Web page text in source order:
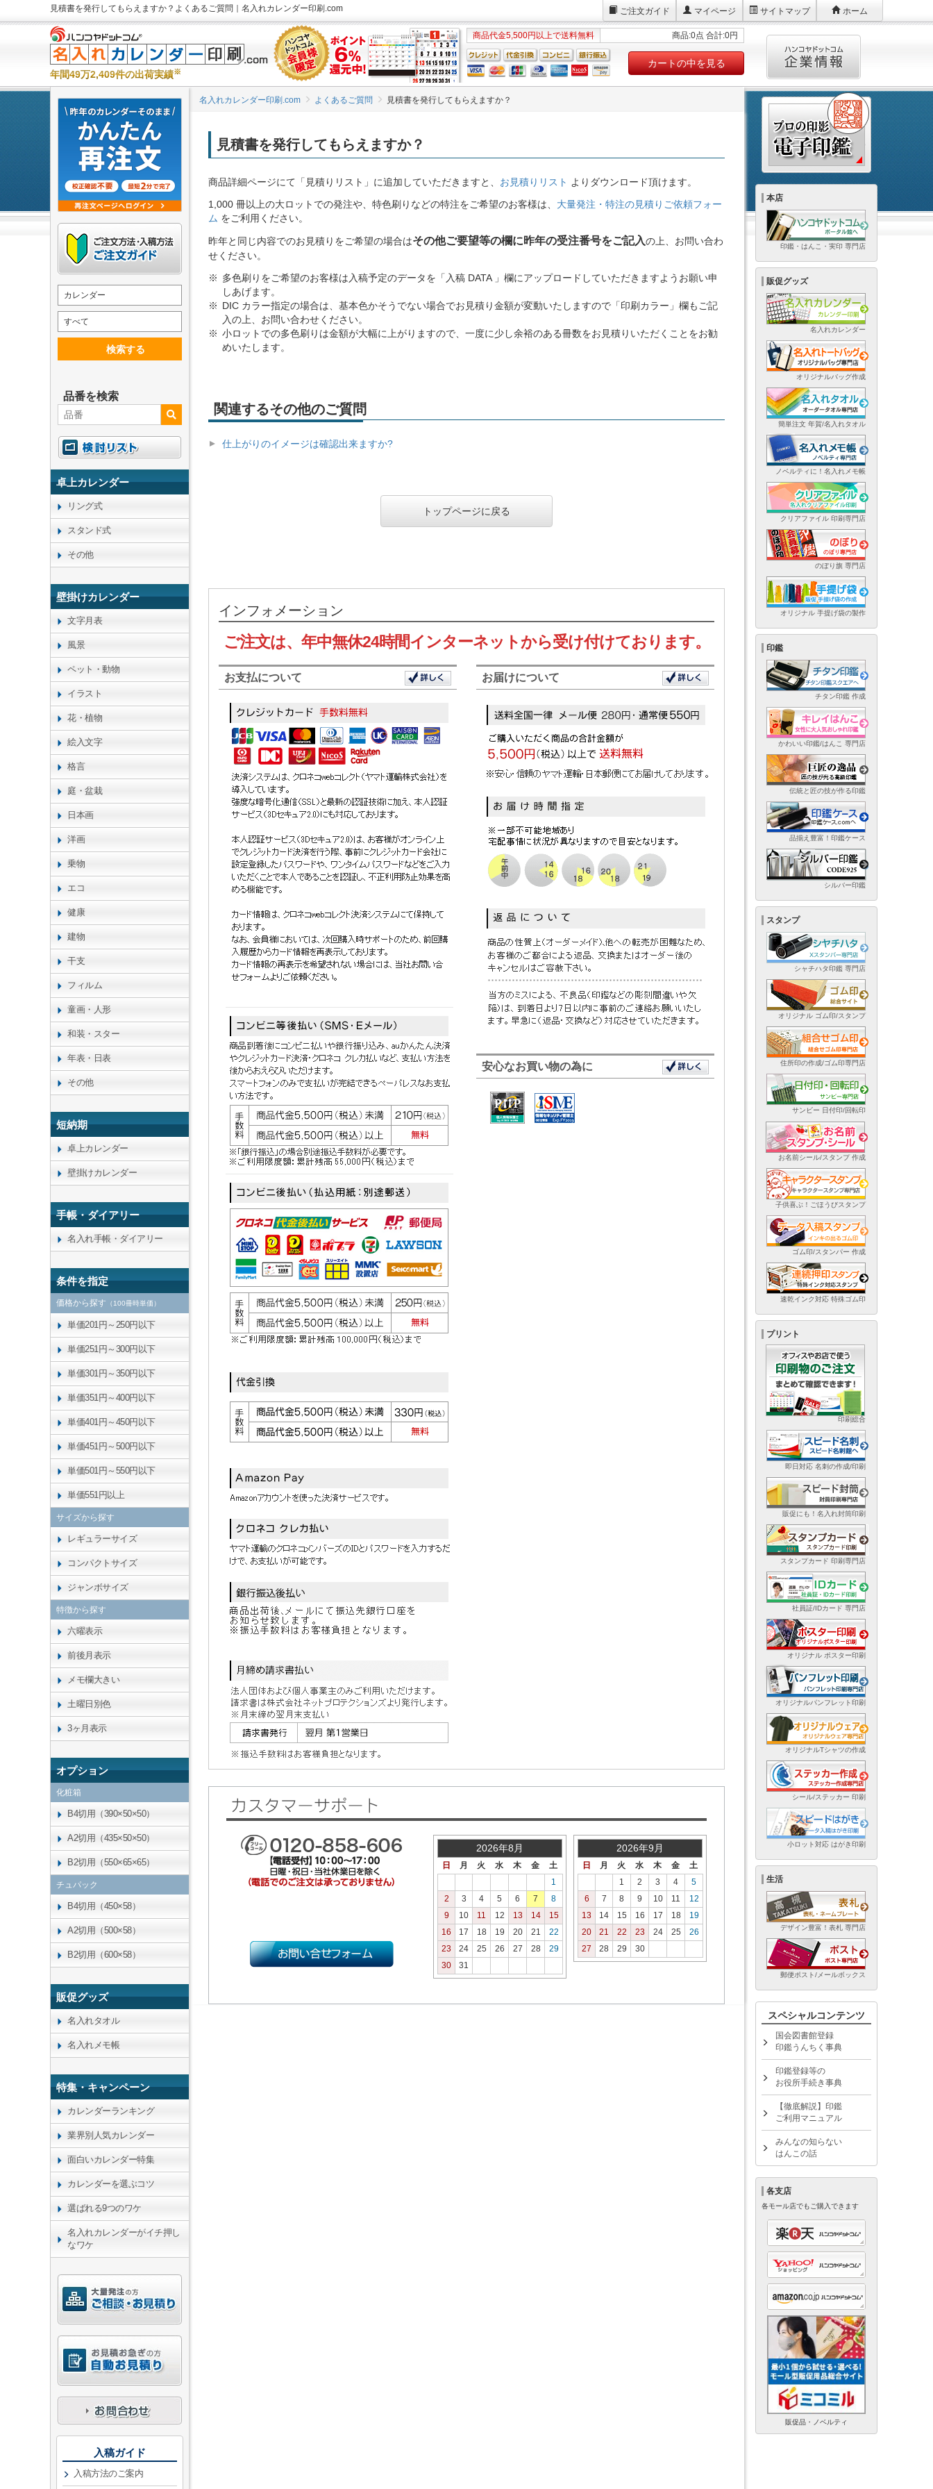
見積書を発行してもらえますか？よくあるご質問｜名入れカレンダー印刷.com ご注文ガイド マイページ サイトマップ ホーム
年間49万2,409件の出荷実績※
商品代金5,500円以上で送料無料 商品:0点 合計:0円
カートの中を見る
名入れカレンダー印刷.com よくあるご質問 見積書を発行してもらえますか？
見積書を発行してもらえますか？
商品詳細ページにて「見積りリスト」に追加していただきますと、 お見積りリスト よりダウンロード頂けます。
1,000 冊以上の大ロットでの発注や、特色刷りなどの特注をご希望のお客様は、 大量発注・特注の見積りご依頼フォー
ム をご利用ください。
昨年と同じ内容でのお見積りをご希望の場合はその他ご要望等の欄に昨年の受注番号をご記入の上、お問い合わ
せください。
多色刷りをご希望のお客様は入稿予定のデータを「入稿 DATA 」欄にアップロードしていただきますようお願い申
しあげます。
DIC カラー指定の場合は、基本色かそうでない場合でお見積り金額が変動いたしますので「印刷カラー」欄もご記
入の上、お問い合わせください。
小ロットでの多色刷りは金額が大幅に上がりますので、一度に少し余裕のある冊数をお見積りいただくことをお勧
めいたします。
関連するその他のご質問
仕上がりのイメージは確認出来ますか?
トップページに戻る
インフォメーション
ご注文は、年中無休24時間インターネットから受け付けております。
お支払について お届けについて
安心なお買い物の為に
2026年8月
日 月 火 水 木 金
土
1
2
3 4 5 6 7
8
9
10 11 12 13 14
15
16
17 18 19 20 21
22
23
24 25 26 27 28
29
30
31
2026年9月
日 月 火 水 木 金
土
1
2 3 4
5
6
7 8 9 10 11
12
13
14 15 16 17 18
19
20
21 22 23 24 25
26
27
28 29 30
カレンダー
すべて
検索する
品番を検索
卓上カレンダー
リング式
スタンド式
その他
壁掛けカレンダー
文字月表
風景
ペット・動物
イラスト
花・植物
絵入文字
格言
庭・盆栽
日本画
洋画
乗物
エコ
健康
建物
干支
フィルム
童画・人形
和装・スター
年表・日表
その他
短納期
卓上カレンダー
壁掛けカレンダー
手帳・ダイアリー
名入れ手帳・ダイアリー
条件を指定
価格から探す （100冊時単価）
単価201円～250円以下
単価251円～300円以下
単価301円～350円以下
単価351円～400円以下
単価401円～450円以下
単価451円～500円以下
単価501円～550円以下
単価551円以上
サイズから探す
レギュラーサイズ
コンパクトサイズ
ジャンボサイズ
特徴から探す
六曜表示
前後月表示
メモ欄大きい
土曜日別色
3ヶ月表示
オプション
化粧箱
B4切用（390×50×50）
A2切用（435×50×50）
B2切用（550×65×65）
チュパック
B4切用（450×58）
A2切用（500×58）
B2切用（600×58）
販促グッズ
名入れタオル
名入れメモ帳
特集・キャンペーン
カレンダーランキング
業界別人気カレンダー
面白いカレンダー特集
カレンダーを選ぶコツ
選ばれる9つのワケ
名入れカレンダーがイチ押し
なワケ
入稿ガイド
入稿方法のご案内
本店
印鑑・はんこ・実印 専門店
販促グッズ
名入れカレンダー
オリジナルバッグ作成
簡単注文 年賀/名入れタオル
ノベルティに！名入れメモ帳
クリアファイル 印刷専門店
のぼり旗 専門店
オリジナル 手提げ袋の製作
印鑑
チタン印鑑 作成
かわいい印鑑/はんこ 専門店
伝統と匠の技が作る印鑑
品揃え豊富！印鑑ケース
シルバー印鑑
スタンプ
シャチハタ印鑑 専門店
オリジナル ゴム印/スタンプ
住所印の作成/ゴム印専門店
サンビー 日付印/回転印
お名前シール/スタンプ 作成
子供喜ぶ！ごほうびスタンプ
ゴム印/スタンパー 作成
速乾インク対応 特殊ゴム印
プリント
印刷総合
即日対応 名刺の作成/印刷
販促にも！名入れ封筒印刷
スタンプカード 印刷専門店
社員証/IDカード 専門店
オリジナル ポスター印刷
オリジナルパンフレット印刷
オリジナルTシャツの作成
シール/ステッカー 印刷
小ロット対応 はがき印刷
生活
デザイン豊富！表札 専門店
郵便ポスト/メールボックス
スペシャルコンテンツ
国会図書館登録
印鑑うんちく事典
印鑑登録等の
お役所手続き事典
【徹底解説】印鑑
ご利用マニュアル
みんなの知らない
はんこの話
各支店
各モール店でもご購入できます
販促品・ノベルティ